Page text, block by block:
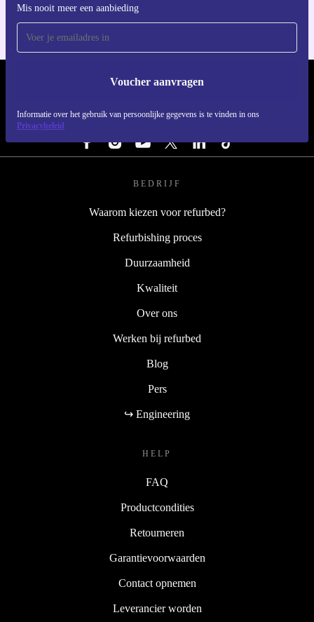
Mis nooit meer een aanbieding
Voucher aanvragen
Informatie over het gebruik van persoonlijke gegevens is te vinden in ons
Privacybeleid
REFURBED NEDERLAND - RETHINK NEW.
VOLG ONS
BEDRIJF
Waarom kiezen voor refurbed?
Refurbishing proces
Duurzaamheid
Kwaliteit
Over ons
Werken bij refurbed
Blog
Pers
↪ Engineering
HELP
FAQ
Productcondities
Retourneren
Garantievoorwaarden
Contact opnemen
Leverancier worden